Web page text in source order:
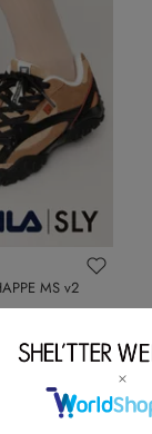
MS v2